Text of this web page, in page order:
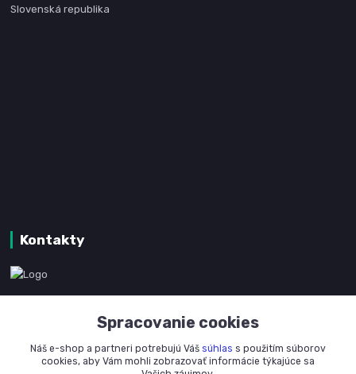
Slovenská republika
Kontakty
+421 905 327 801
(Po-Pia, 8-16 hod.)
Spracovanie cookies
Náš e-shop a partneri potrebujú Váš súhlas s použitím súborov
cookies, aby Vám mohli zobrazovať informácie týkajúce sa